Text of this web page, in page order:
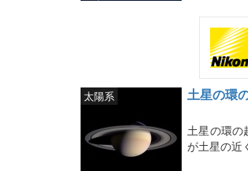
土星の環
太陽系
土星の環
が土星の近